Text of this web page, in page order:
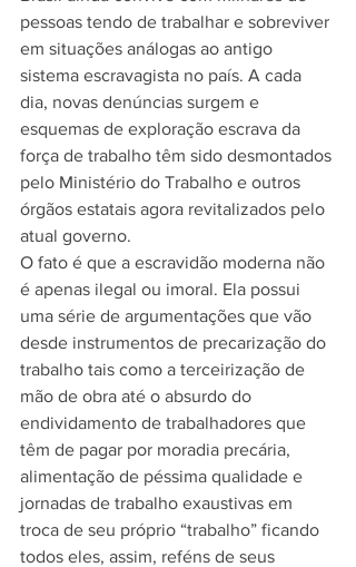
pessoas tendo de trabalhar e sobreviver
em situações análogas ao antigo
sistema escravagista no país. A cada
dia, novas denúncias surgem e
esquemas de exploração escrava da
força de trabalho têm sido desmontados
pelo Ministério do Trabalho e outros
órgãos estatais agora revitalizados pelo
atual governo.
O fato é que a escravidão moderna não
é apenas ilegal ou imoral. Ela possui
uma série de argumentações que vão
desde instrumentos de precarização do
trabalho tais como a terceirização de
mão de obra até o absurdo do
endividamento de trabalhadores que
têm de pagar por moradia precária,
alimentação de péssima qualidade e
jornadas de trabalho exaustivas em
troca de seu próprio “trabalho” ficando
todos eles, assim, reféns de seus